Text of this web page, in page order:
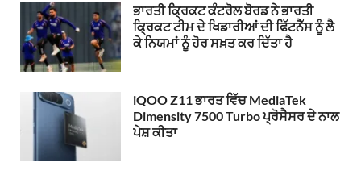
ਭਾਰਤੀ ਕ੍ਰਿਕਟ ਕੰਟਰੋਲ ਬੋਰਡ ਨੇ ਭਾਰਤੀ
ਕ੍ਰਿਕਟ ਟੀਮ ਦੇ ਖਿਡਾਰੀਆਂ ਦੀ ਫਿੱਟਨੈੱਸ ਨੂੰ ਲੈ
ਕੇ ਨਿਯਮਾਂ ਨੂੰ ਹੋਰ ਸਖ਼ਤ ਕਰ ਦਿੱਤਾ ਹੈ
iQOO Z11 ਭਾਰਤ ਵਿੱਚ MediaTek
Dimensity 7500 Turbo ਪ੍ਰੋਸੈਸਰ ਦੇ ਨਾਲ
ਪੇਸ਼ ਕੀਤਾ